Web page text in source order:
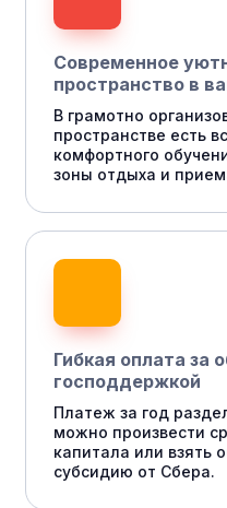
Современное
пространство в
В грамотно
пространстве есть
комфортного
зоны отдыха и
Гибкая оплата за
господдержкой
Платеж за год
можно произвести
капитала или взять
субсидию от Сбера.